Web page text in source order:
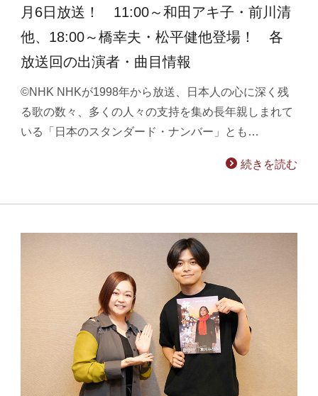
月6日放送！ 11:00～和田アキ子・前川清
他、18:00～橋幸夫・松平健他登場！ 各
放送回の出演者・曲目情報
©NHK NHKが1998年から放送、日本人の心に深く残
る歌の数々、多くの人々の支持を集め長年親しまれて
いる「日本のスタンダード・ナンバー」とも…
続きを読む